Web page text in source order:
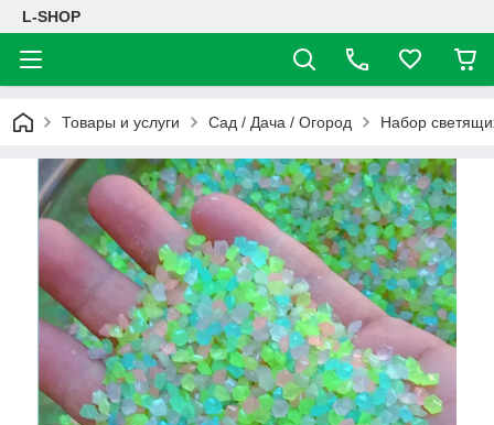
L-SHOP
Товары и услуги Сад / Дача / Огород Набор